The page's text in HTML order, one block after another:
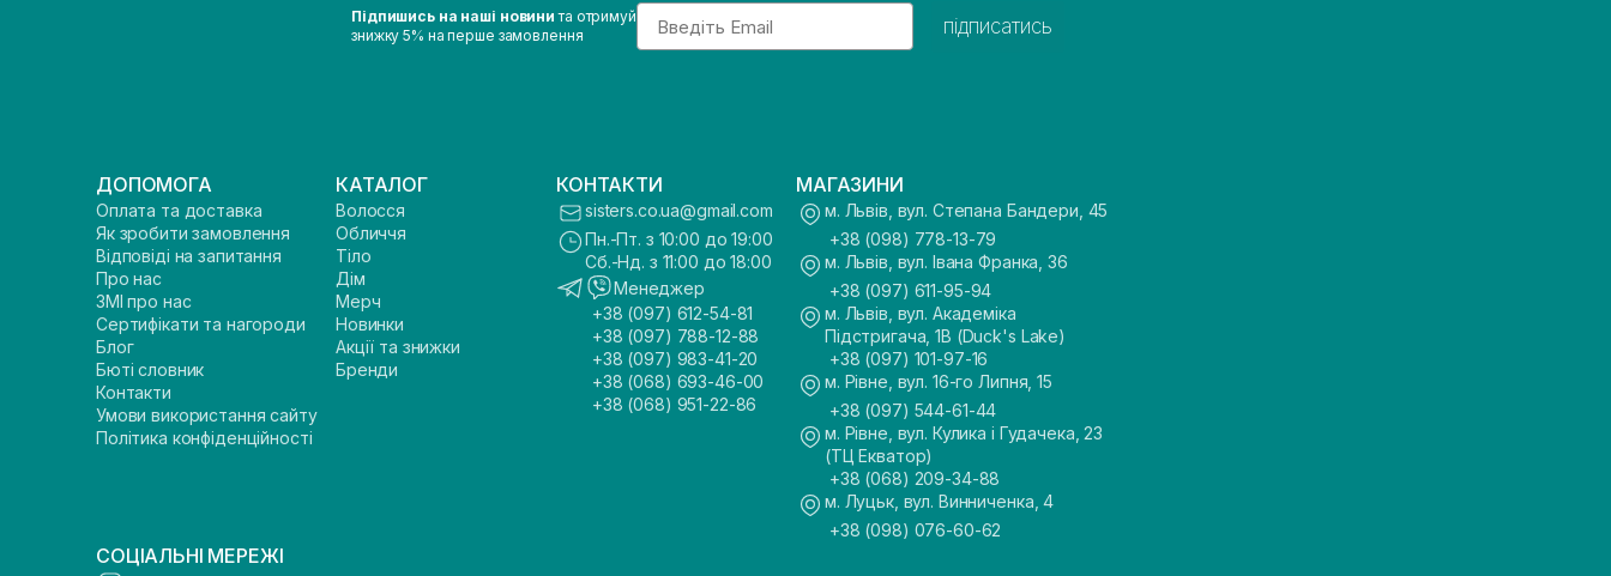
Підпишись на наші новини та отримуй
знижку 5% на перше замовлення
Email
підписатись
ДОПОМОГА
Оплата та доставка
Як зробити замовлення
Відповіді на запитання
Про нас
ЗМІ про нас
Сертифікати та нагороди
Блог
Бюті словник
Контакти
Умови використання сайту
Політика конфіденційності
КАТАЛОГ
Волосся
Обличчя
Тіло
Дім
Мерч
Новинки
Акції та знижки
Бренди
КОНТАКТИ
sisters.co.ua@gmail.com
Пн.-Пт. з 10:00 до 19:00
Сб.-Нд. з 11:00 до 18:00
Менеджер
+38 (097) 612-54-81
+38 (097) 788-12-88
+38 (097) 983-41-20
+38 (068) 693-46-00
+38 (068) 951-22-86
МАГАЗИНИ
м. Львів, вул. Степана Бандери, 45
+38 (098) 778-13-79
м. Львів, вул. Івана Франка, 36
+38 (097) 611-95-94
м. Львів, вул. Академіка
Підстригача, 1В (Duck's Lake)
+38 (097) 101-97-16
м. Рівне, вул. 16-го Липня, 15
+38 (097) 544-61-44
м. Рівне, вул. Кулика і Гудачека, 23
(ТЦ Екватор)
+38 (068) 209-34-88
м. Луцьк, вул. Винниченка, 4
+38 (098) 076-60-62
СОЦІАЛЬНІ МЕРЕЖІ